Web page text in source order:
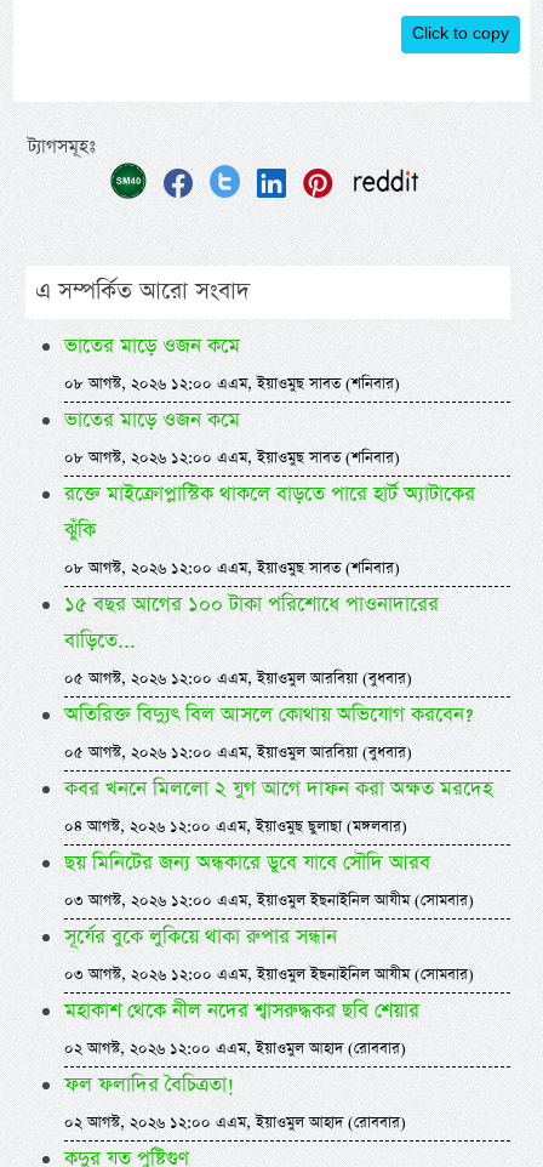
Click to copy
ট্যাগসমূহঃ
এ সম্পর্কিত আরো সংবাদ
ভাতের মাড়ে ওজন কমে
০৮ আগস্ট, ২০২৬ ১২:০০ এএম, ইয়াওমুছ সাবত (শনিবার)
ভাতের মাড়ে ওজন কমে
০৮ আগস্ট, ২০২৬ ১২:০০ এএম, ইয়াওমুছ সাবত (শনিবার)
রক্তে মাইক্রোপ্লাস্টিক থাকলে বাড়তে পারে হার্ট অ্যাটাকের
ঝুঁকি
০৮ আগস্ট, ২০২৬ ১২:০০ এএম, ইয়াওমুছ সাবত (শনিবার)
১৫ বছর আগের ১০০ টাকা পরিশোধে পাওনাদারের
বাড়িতে...
০৫ আগস্ট, ২০২৬ ১২:০০ এএম, ইয়াওমুল আরবিয়া (বুধবার)
অতিরিক্ত বিদ্যুৎ বিল আসলে কোথায় অভিযোগ করবেন?
০৫ আগস্ট, ২০২৬ ১২:০০ এএম, ইয়াওমুল আরবিয়া (বুধবার)
কবর খননে মিললো ২ যুগ আগে দাফন করা অক্ষত মরদেহ
০৪ আগস্ট, ২০২৬ ১২:০০ এএম, ইয়াওমুছ ছুলাছা (মঙ্গলবার)
ছয় মিনিটের জন্য অন্ধকারে ডুবে যাবে সৌদি আরব
০৩ আগস্ট, ২০২৬ ১২:০০ এএম, ইয়াওমুল ইছনাইনিল আযীম (সোমবার)
সূর্যের বুকে লুকিয়ে থাকা রুপার সন্ধান
০৩ আগস্ট, ২০২৬ ১২:০০ এএম, ইয়াওমুল ইছনাইনিল আযীম (সোমবার)
মহাকাশ থেকে নীল নদের শ্বাসরুদ্ধকর ছবি শেয়ার
০২ আগস্ট, ২০২৬ ১২:০০ এএম, ইয়াওমুল আহাদ (রোববার)
ফল ফলাদির বৈচিত্রতা!
০২ আগস্ট, ২০২৬ ১২:০০ এএম, ইয়াওমুল আহাদ (রোববার)
কদুর যত পুষ্টিগুণ